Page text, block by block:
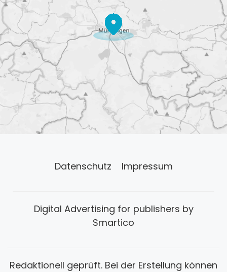
Datenschutz Impressum
Digital Advertising for publishers by
Smartico
Redaktionell geprüft. Bei der Erstellung können